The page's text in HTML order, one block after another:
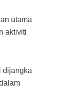
utama
aktiviti
dijangka